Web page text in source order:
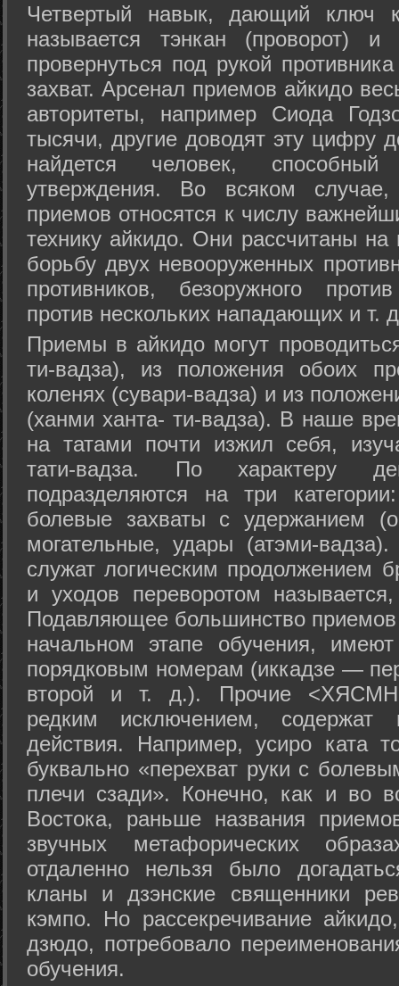
Четвертый навык, дающий ключ
называется тэнкан (проворот)
провернуться под рукой
захват. Арсенал приемов айкидо
авторитеты, например Сиода
тысячи, другие доводят эту цифру
найдется человек,
утверждения. Во всяком
приемов относятся к числу
технику айкидо. Они рассчитаны
борьбу двух невооруженных
противников, безоружного
против нескольких нападающих и т.
Приемы в айкидо могут
ти-вадза), из положения обоих
коленях (сувари-вадза) и из
(ханми ханта- ти-вадза). В наше
на татами почти изжил себя,
тати-вадза. По характеру
подразделяются на три
болевые захваты с удержанием
могательные, удары (атэми-
служат логическим продолжением
и уходов переворотом
Подавляющее большинство
начальном этапе обучения,
порядковым номерам (иккадзе —
второй и т. д.). Прочие
редким исключением, содержат
действия. Например, усиро ката
буквально «перехват руки с
плечи сзади». Конечно, как и во
Востока, раньше названия
звучных метафорических
отдаленно нельзя было
кланы и дзэнские священники
кэмпо. Но рассекречивание
дзюдо, потребовало
обучения.